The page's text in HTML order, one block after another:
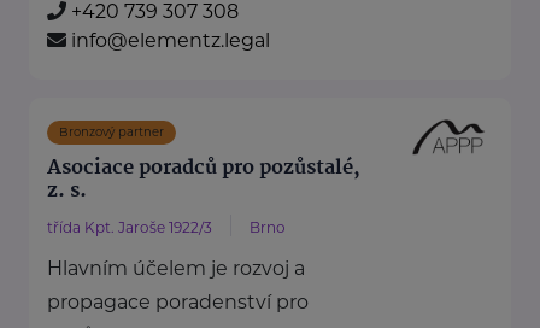
+420 739 307 308
info@elementz.legal
Bronzový partner
Asociace poradců pro pozůstalé,
z. s.
třída Kpt. Jaroše 1922/3 Brno
Hlavním účelem je rozvoj a
propagace poradenství pro